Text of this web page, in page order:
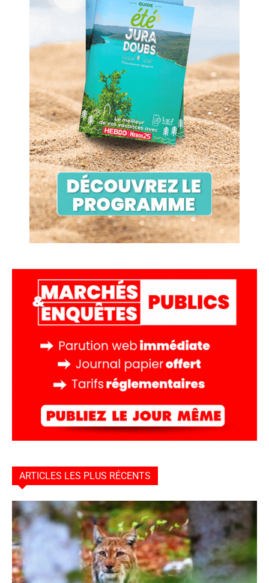
ARTICLES LES PLUS RÉCENTS